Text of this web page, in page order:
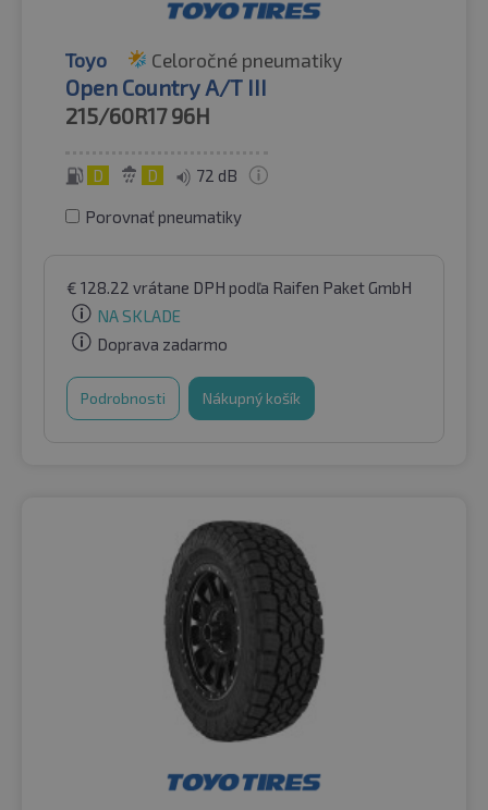
Toyo Celoročné pneumatiky
Open Country A/T III
215/60R17 96H
D D 72 dB
Porovnať pneumatiky
€ 128.22 vrátane DPH podľa Raifen Paket GmbH
NA SKLADE
Doprava zadarmo
Podrobnosti Nákupný košík